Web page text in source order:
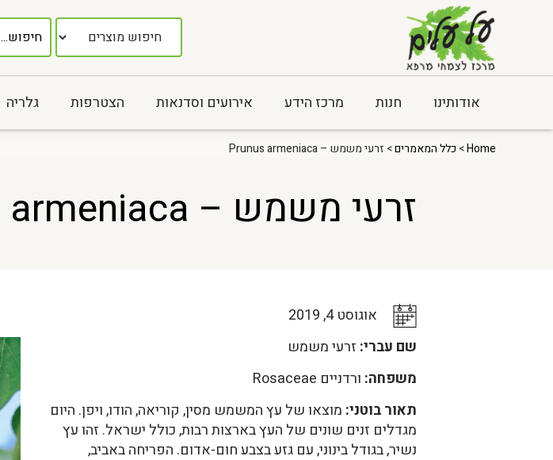
אודותינו חנות מרכז הידע אירועים וסדנאות הצטרפות גלריה
Home
> כלל המאמרים> זרעי משמש – Prunus armeniaca
זרעי משמש – Prunus armeniaca
אוגוסט 4, 2019
שם עברי: זרעי משמש
משפחה: ורדניים Rosaceae
תאור בוטני: מוצאו של עץ המשמש מסין, קוריאה, הודו, ויפן. היום
מגדלים זנים שונים של העץ בארצות רבות, כולל ישראל. זהו עץ
נשיר, בגודל בינוני, עם גזע בצבע חום-אדום. הפריחה באביב,